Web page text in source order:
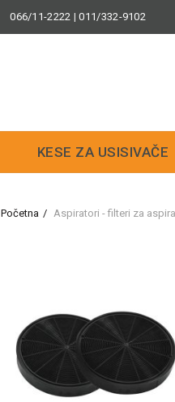
066/11-2222 |011/332-9102
KESE ZA USISIVAČE
Početna Aspiratori - filteri za